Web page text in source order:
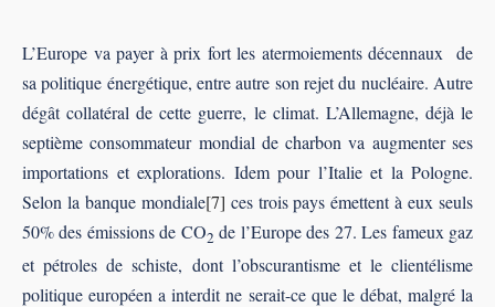
L’Europe va payer à prix fort les atermoiements décennaux de
sa politique énergétique, entre autre son rejet du nucléaire. Autre
dégât collatéral de cette guerre, le climat. L’Allemagne, déjà le
septième consommateur mondial de charbon va augmenter ses
importations et explorations. Idem pour l’Italie et la Pologne.
Selon la banque mondiale[7] ces trois pays émettent à eux seuls
50% des émissions de CO2 de l’Europe des 27. Les fameux gaz
et pétroles de schiste, dont l’obscurantisme et le clientélisme
politique européen a interdit ne serait-ce que le débat, malgré la